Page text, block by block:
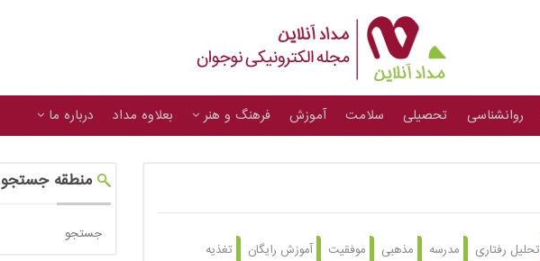
روانشناسی تحصیلی سلامت آموزش فرهنگ و هنر بعلاوه مداد درباره ما
تحلیل رفتاری مدرسه مذهبی موفقیت آموزش رایگان تغذیه
منطقه جستجو